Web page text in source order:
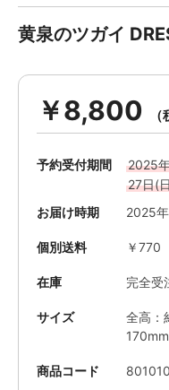
黄泉のツガイ
￥8,800
商品コード
予約受付期間
2025
27日(
お届け時期
2025
サイズ
全高：
個別送料 ￥770
在庫 完全受